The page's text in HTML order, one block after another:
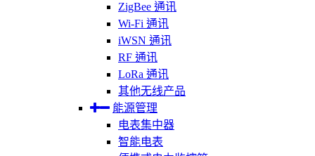
ZigBee 通讯
Wi-Fi 通讯
iWSN 通讯
RF 通讯
LoRa 通讯
其他无线产品
能源管理
电表集中器
智能电表